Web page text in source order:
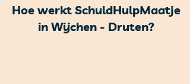
Jaarrekening 2025
Hoe werkt SchuldHulpMaatje
in Wijchen - Druten?